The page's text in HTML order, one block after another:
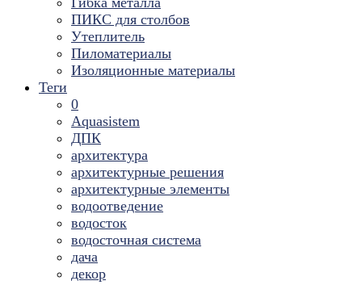
ПИКС для столбов
Утеплитель
Пиломатериалы
Изоляционные материалы
Теги
0
Aquasistem
ДПК
архитектура
архитектурные решения
архитектурные элементы
водоотведение
водосток
водосточная система
дача
декор